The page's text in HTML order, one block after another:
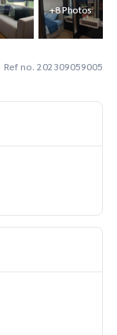
+8 Photos
Ref no. 202309059005